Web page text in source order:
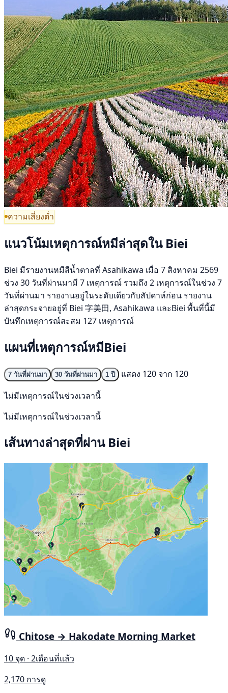
ความเสี่ยงต่ำ
แนวโน้มเหตุการณ์หมีล่าสุดใน Biei
Biei มีรายงานหมีสีน้ำตาลที่ Asahikawa เมื่อ 7 สิงหาคม 2569
ช่วง 30 วันที่ผ่านมามี 7 เหตุการณ์ รวมถึง 2 เหตุการณ์ในช่วง 7
วันที่ผ่านมา รายงานอยู่ในระดับเดียวกับสัปดาห์ก่อน รายงาน
ล่าสุดกระจายอยู่ที่ Biei 字美田, Asahikawa และBiei พื้นที่นี้มี
บันทึกเหตุการณ์สะสม 127 เหตุการณ์
แผนที่เหตุการณ์หมีBiei
7 วันที่ผ่านมา 30 วันที่ผ่านมา 1 ปี
แสดง 120 จาก 120
ไม่มีเหตุการณ์ในช่วงเวลานี้
ไม่มีเหตุการณ์ในช่วงเวลานี้
เส้นทางล่าสุดที่ผ่าน Biei
Chitose → Hakodate Morning Market
10 จุด · 2เดือนที่แล้ว
2,170 การดู